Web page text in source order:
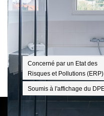
Diagnostics
Concerné par un Etat des
Risques et Pollutions (ERP)
Soumis à l'affichage du